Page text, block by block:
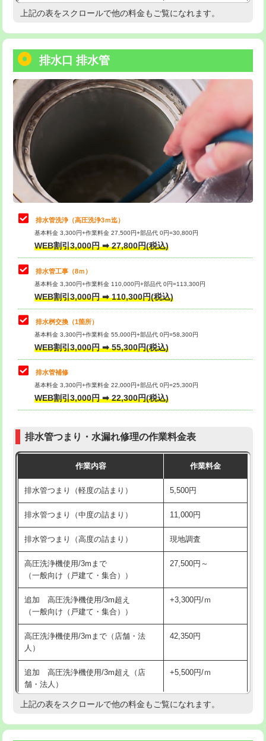
給水管工事※（塩ビ管（VP・HI）使
用/3ｍまで)
用（追加）/3ｍ超え)
給水管工事※（ライニング鋼管・銅
管・ポリ管・HT管使用/3ｍまで)
44,000円
給水管工事※（ライニング鋼管・銅
管・ポリ管・HT管使用/3ｍ超え)
+8,800円
排水管工事（土の掘削・埋め戻し作
業）
11,000円~
排水管工事（排水管工事/3ｍまで） 55,000円
排水管工事（追加 排水管工事/3ｍ超
え）
マス交換（土の掘削・埋め戻し作業）
マス交換（深さ50㎝未満）
マス交換（深さ50㎝以上） 66,000円
コンクリート斫り（厚さ10㎝まで）
コンクリート斫り（厚さ10㎝超え）
モルタル補修（厚さ10㎝まで）
モルタル補修（厚さ10㎝超え）
追加人工 16,500円
現場見積
※給水管工事は20mmまでの価格です。
高度高圧洗浄換 現地調査
トーラー機使用/3mまで
追加トーラー機使用/3m超え +3,300円
カメラ調査 33,000円
桝清掃 8,800円
止水・漏水調査・防水処理・清掃・修
理・調整・分解・加工など（軽作業）
11,000円
止水・漏水調査・防水処理・清掃・修
理・調整・分解・加工など（中作業）
22,000円
止水・漏水調査・防水処理・清掃・修
理・調整・分解・加工など（重作業）
33,000円
その他部品の脱着
交換・取付（タンク） 22,000円+材料費
交換・取付(単水栓（壁付・デッキ
式）)
交換・取付(混合水栓（壁付・デッキ
式・ワンホール）)
16,500円+材料費
交換・取付(排水栓・排水トラップ
交換・取付（その他部品） 11,000円+材料費
持込商品取付（単水栓） 13,200円
持込商品取付（混合水栓） 16,500円
持込商品取付（浄水器・分岐水栓） 16,500円
給水管工事※（ホール加工) 16,500円
給水管工事※（バンド止め) 3,300円
給水管工事※（支持金具設置)
給水管工事※（保温材使用（バンド止
め込み）)
5,500円
給水管工事※（土の掘削・埋め戻し作
業)
11,000円
給水管工事※（塩ビ管（VP・HI）使
用/3ｍまで)
33,000円
給水管工事※（塩ビ管（VP・HI）使
+8,800円
上記の表をスクロールで他の料金もご覧になれます。
排水口 排水管
排水管洗浄（高圧洗浄3ｍ迄）
基本料金 3,300円+作業料金 27,500円+部品代 0円=30,800円
WEB割引3,000円 ➡ 27,800円(税込)
排水管工事（8ｍ）
基本料金 3,300円+作業料金 110,000円+部品代 0円=113,300円
WEB割引3,000円 ➡ 110,300円(税込)
排水桝交換（1箇所）
基本料金 3,300円+作業料金 55,000円+部品代 0円=58,300円
WEB割引3,000円 ➡ 55,300円(税込)
排水管補修
基本料金 3,300円+作業料金 22,000円+部品代 0円=25,300円
WEB割引3,000円 ➡ 22,300円(税込)
排水管つまり・水漏れ修理の作業料金表
作業内容 作業料金
排水管つまり（軽度の詰まり） 5,500円
排水管つまり（中度の詰まり） 11,000円
排水管つまり（高度の詰まり） 現地調査
高圧洗浄機使用/3mまで
（一般向け（戸建て・集合））
27,500円～
追加 高圧洗浄機使用/3m超え
（一般向け（戸建て・集合））
+3,300円/ｍ
高圧洗浄機使用/3mまで（店舗・法
人）
42,350円
追加 高圧洗浄機使用/3m超え（店
舗・法人）
+5,500円/ｍ
高度高圧洗浄換 現地調査
上記の表をスクロールで他の料金もご覧になれます。